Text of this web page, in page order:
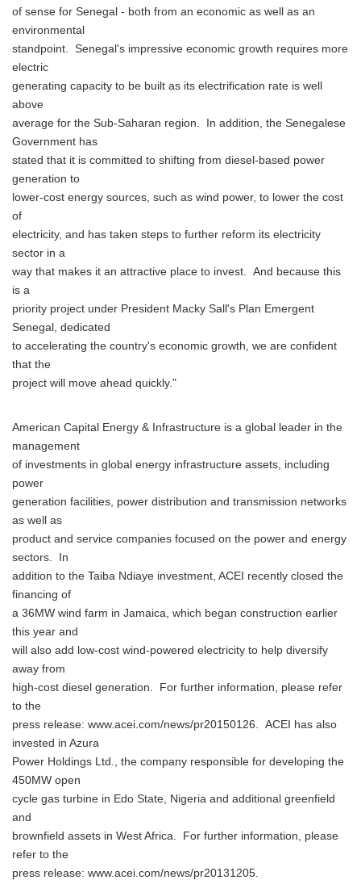
of sense for Senegal - both from an economic as well as an
environmental
standpoint. Senegal's impressive economic growth requires more
electric
generating capacity to be built as its electrification rate is well
above
average for the Sub-Saharan region. In addition, the Senegalese
Government has
stated that it is committed to shifting from diesel-based power
generation to
lower-cost energy sources, such as wind power, to lower the cost
of
electricity, and has taken steps to further reform its electricity
sector in a
way that makes it an attractive place to invest. And because this
is a
priority project under President Macky Sall's Plan Emergent
Senegal, dedicated
to accelerating the country's economic growth, we are confident
that the
project will move ahead quickly."
American Capital Energy & Infrastructure is a global leader in the
management
of investments in global energy infrastructure assets, including
power
generation facilities, power distribution and transmission networks
as well as
product and service companies focused on the power and energy
sectors. In
addition to the Taiba Ndiaye investment, ACEI recently closed the
financing of
a 36MW wind farm in Jamaica, which began construction earlier
this year and
will also add low-cost wind-powered electricity to help diversify
away from
high-cost diesel generation. For further information, please refer
to the
press release: www.acei.com/news/pr20150126. ACEI has also
invested in Azura
Power Holdings Ltd., the company responsible for developing the
450MW open
cycle gas turbine in Edo State, Nigeria and additional greenfield
and
brownfield assets in West Africa. For further information, please
refer to the
press release: www.acei.com/news/pr20131205.